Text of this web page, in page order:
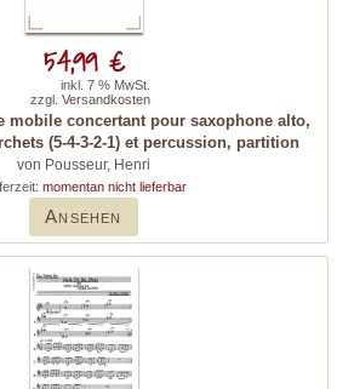
mobile concertant pour saxophone alto,
(5-4-3-2-1) et percussion, partition
von Pousseur, Henri
momentan nicht lieferbar
Ansehen
54,99 €
inkl. 7 % MwSt.
zzgl. Versandkosten